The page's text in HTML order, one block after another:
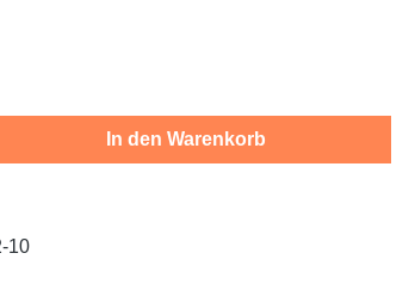
den gewünschten Wert ein
In den Warenkorb
10